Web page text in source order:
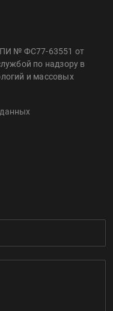
ПИ № ФС77-63551 от
по надзору в
и массовых